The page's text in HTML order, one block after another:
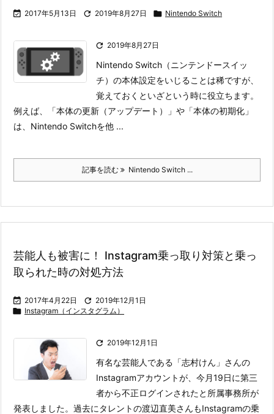
 2017年5月13日  2019年8月27日  Nintendo Switch
 2019年8月27日
Nintendo Switch（ニンテンドースイッ
チ）の本体設定をいじることは稀ですが、
覚えておくといざという時に役立ちます。
例えば、「本体の更新（アップデート）」や「本体の初期化」
は、Nintendo Switchを他 ...
記事を読む Nintendo Switch ...
芸能人も被害に！ Instagram乗っ取り対策と乗っ
取られた時の対処方法
 2017年4月22日  2019年12月1日
 Instagram（インスタグラム）
 2019年12月1日
有名な芸能人である「志村けん」さんの
Instagramアカウントが、今月19日に第三
者から不正ログインされたと所属事務所が
発表しました。 過去にタレントの渡辺直美さんもInstagramの乗